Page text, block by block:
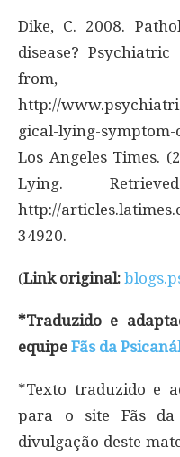
Dike, C. 2008.
disease? Psychiatric
from,
http://
gical-lying-symptom-
Los Angeles Times.
Lying.
http://
34920.
(Link original:
*Traduzido e
equipe Fãs da
*Texto traduzido e
para o site Fãs da
divulgação deste